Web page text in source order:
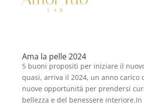
Ama la pelle 2024
5 buoni propositi per iniziare il
quasi, arriva il 2024, un anno carico
nuove opportunità per prendersi
bellezza e del benessere